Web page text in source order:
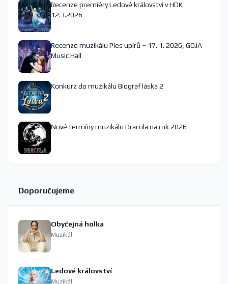
Recenze premiéry Ledové království v HDK
12.3.2026
Recenze muzikálu Ples upírů – 17. 1. 2026, GOJA
Music Hall
Konkurz do muzikálu Biograf láska 2
Nové termíny muzikálu Dracula na rok 2026
Doporučujeme
Obyčejná holka
Muzikál
Ledové království
Muzikál